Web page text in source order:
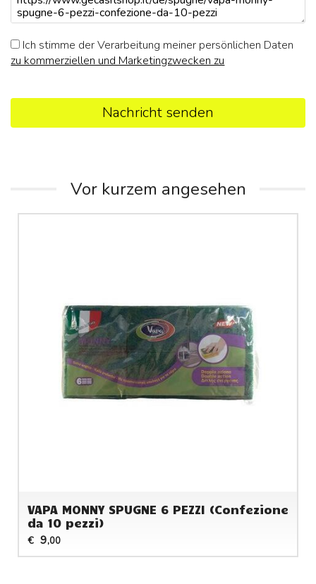
Ich stimme der Verarbeitung meiner persönlichen Daten
zu kommerziellen und Marketingzwecken zu
Nachricht senden
Vor kurzem angesehen
VAPA MONNY SPUGNE 6 PEZZI (Confezione
da 10 pezzi)
€ 9,00